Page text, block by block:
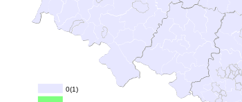
0(1)